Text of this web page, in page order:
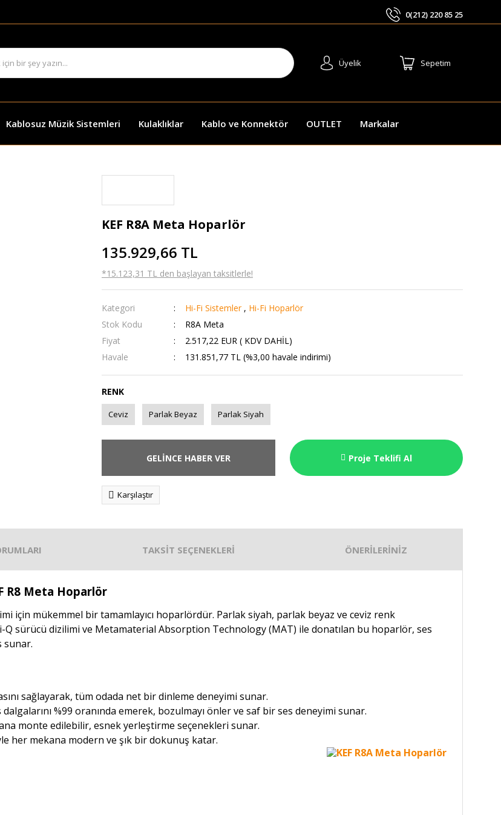
0(212) 220 85 25
Üyelik Sepetim
Kablosuz Müzik Sistemleri Kulaklıklar Kablo ve Konnektör OUTLET Markalar
KEF R8A Meta Hoparlör
135.929,66 TL
*15.123,31 TL den başlayan taksitlerle!
Kategori Hi-Fi Sistemler , Hi-Fi Hoparlör
Stok Kodu
R8A Meta
Fiyat
2.517,22 EUR ( KDV DAHİL)
Havale
131.851,77 TL (%3,00 havale indirimi)
RENK
Ceviz Parlak Beyaz Parlak Siyah
GELİNCE HABER VER Proje Teklifi Al
Karşılaştır
TAKSİT SEÇENEKLERİ ÖNERİLERİNİZ
R8 Meta Hoparlör
için mükemmel bir tamamlayıcı hoparlördür. Parlak siyah, parlak beyaz ve ceviz renk
sürücü dizilimi ve Metamaterial Absorption Technology (MAT) ile donatılan bu hoparlör, ses
sunar.
sağlayarak, tüm odada net bir dinleme deneyimi sunar.
dalgalarını %99 oranında emerek, bozulmayı önler ve saf bir ses deneyimi sunar.
monte edilebilir, esnek yerleştirme seçenekleri sunar.
her mekana modern ve şık bir dokunuş katar.